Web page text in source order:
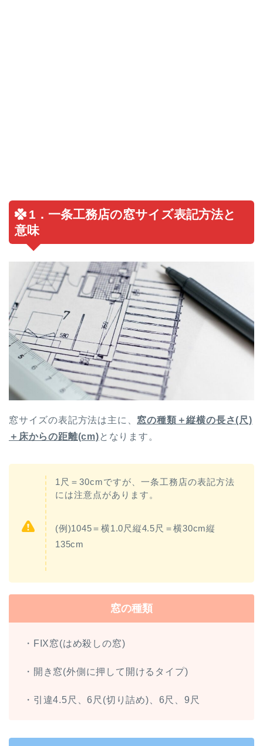
1．一条工務店の窓サイズ表記方法と
意味
窓サイズの表記方法は主に、 窓の種類＋縦横の長さ(尺)
＋床からの距離(cm) となります。
1尺＝30cmですが、一条工務店の表記方法
には注意点があります。
(例)1045＝横1.0尺縦4.5尺＝横30cm縦
135cm
窓の種類
・FIX窓(はめ殺しの窓)
・開き窓(外側に押して開けるタイプ)
・引違4.5尺、6尺(切り詰め)、6尺、9尺